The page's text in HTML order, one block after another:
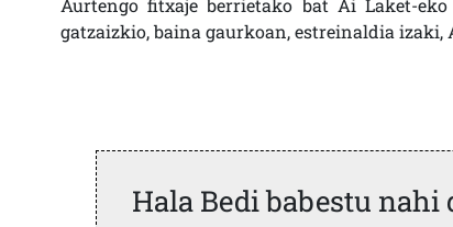
Aurtengo fitxaje berrietako bat Ai Laket-
gatzaizkio, baina gaurkoan, estreinaldia
Hala Bedi babestu nahi